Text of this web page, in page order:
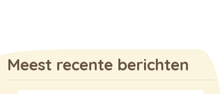
Meest recente berichten